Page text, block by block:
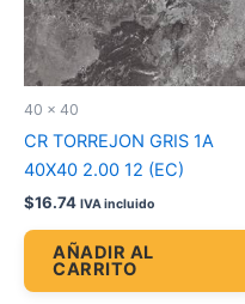
40 x 40
CR TORREJON GRIS 1A
40X40 2.00 12 (EC)
$16.74 IVA incluido
AÑADIR AL
CARRITO